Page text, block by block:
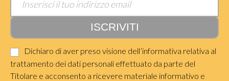
Dichiaro di aver preso visione dell’informativa relativa al
trattamento dei dati personali effettuato da parte del
Titolare e acconsento a ricevere materiale informativo e